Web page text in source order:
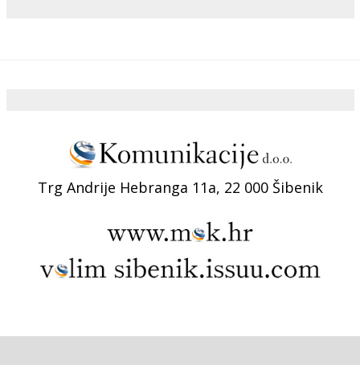
Trg Andrije Hebranga 11a, 22 000 Šibenik